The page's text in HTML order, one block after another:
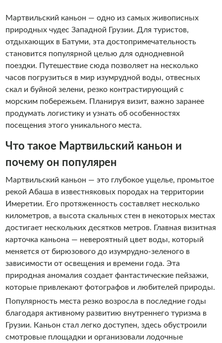
Мартвильский каньон — одно из самых живописных
природных чудес Западной Грузии. Для туристов,
отдыхающих в Батуми, эта достопримечательность
становится популярной целью для однодневной
поездки. Путешествие сюда позволяет на несколько
часов погрузиться в мир изумрудной воды, отвесных
скал и буйной зелени, резко контрастирующий с
морским побережьем. Планируя визит, важно заранее
продумать логистику и узнать об особенностях
посещения этого уникального места.
Что такое Мартвильский каньон и
почему он популярен
Мартвильский каньон — это глубокое ущелье, промытое
рекой Абаша в известняковых породах на территории
Имеретии. Его протяженность составляет несколько
километров, а высота скальных стен в некоторых местах
достигает нескольких десятков метров. Главная визитная
карточка каньона — невероятный цвет воды, который
меняется от бирюзового до изумрудно-зеленого в
зависимости от освещения и времени года. Эта
природная аномалия создает фантастические пейзажи,
которые привлекают фотографов и любителей природы.
Популярность места резко возросла в последние годы
благодаря активному развитию внутреннего туризма в
Грузии. Каньон стал легко доступен, здесь обустроили
смотровые площадки и организовали лодочные